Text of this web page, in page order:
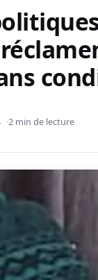
2 min de lecture